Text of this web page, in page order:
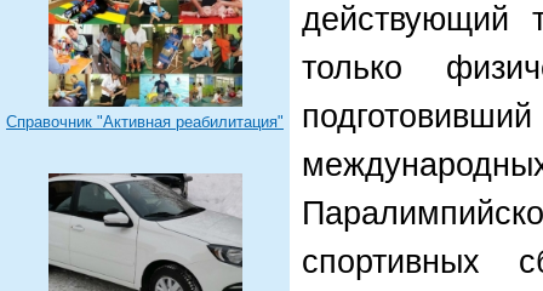
Справочник "Активная реабилитация"
действующий
только
спортивных